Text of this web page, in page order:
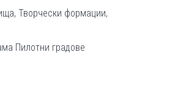
Творчески формации,
Пилотни градове